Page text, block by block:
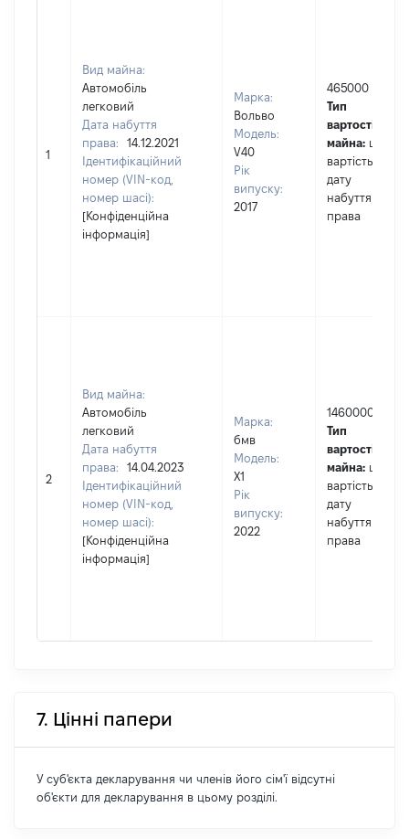
1
Вид майна:
Автомобіль
легковий
Дата набуття
права:
14.12.2021
Ідентифікаційний
номер (VIN-код,
номер шасі):
[Конфіденційна
інформація]
Марка:
Вольво
Модель:
V40
Рік
випуску:
2017
465000
Тип
вартості
майна: це
вартість на
дату
набуття
права
2
Вид майна:
Автомобіль
легковий
Дата набуття
права:
14.04.2023
Ідентифікаційний
номер (VIN-код,
номер шасі):
[Конфіденційна
інформація]
Марка:
бмв
Модель:
Х1
Рік
випуску:
2022
1460000
Тип
вартості
майна: це
вартість на
дату
набуття
права
7. Цінні папери
У суб'єкта декларування чи членів його сім'ї відсутні
об'єкти для декларування в цьому розділі.